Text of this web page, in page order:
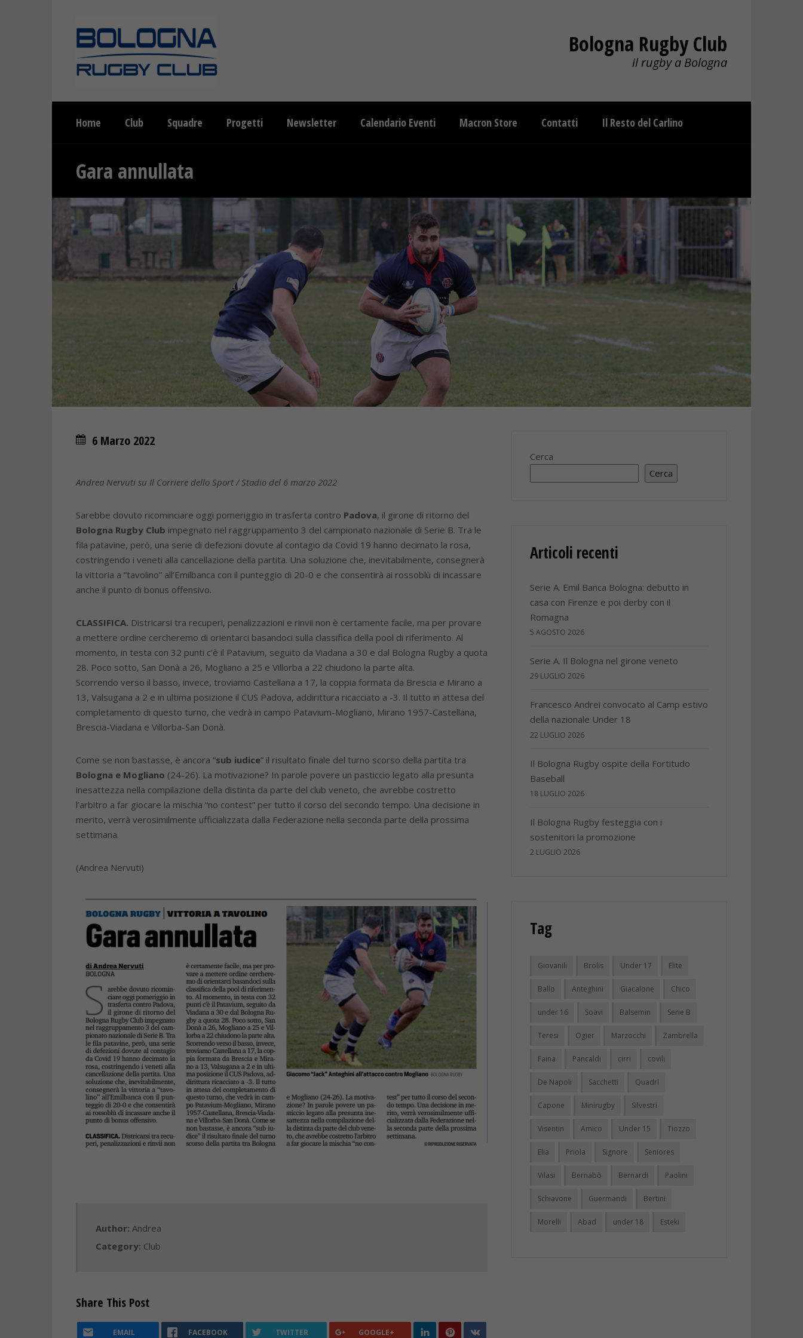
Bologna Rugby Club
il rugby a Bologna
Home Club Squadre Progetti Newsletter Calendario Eventi Macron Store Contatti Il Resto del Carlino
Gara annullata
6 Marzo 2022
Andrea Nervuti su Il Corriere dello Sport / Stadio del 6 marzo 2022
Sarebbe dovuto ricominciare oggi pomeriggio in trasferta contro Padova, il girone di ritorno del
Bologna Rugby Club impegnato nel raggruppamento 3 del campionato nazionale di Serie B. Tra le
fila patavine, però, una serie di defezioni dovute al contagio da Covid 19 hanno decimato la rosa,
costringendo i veneti alla cancellazione della partita. Una soluzione che, inevitabilmente, consegnerà
la vittoria a “tavolino” all’Emilbanca con il punteggio di 20-0 e che consentirà ai rossoblù di incassare
anche il punto di bonus offensivo.
CLASSIFICA. Districarsi tra recuperi, penalizzazioni e rinvii non è certamente facile, ma per provare
a mettere ordine cercheremo di orientarci basandoci sulla classifica della pool di riferimento. Al
momento, in testa con 32 punti c’è il Patavium, seguito da Viadana a 30 e dal Bologna Rugby a quota
28. Poco sotto, San Donà a 26, Mogliano a 25 e Villorba a 22 chiudono la parte alta.
Scorrendo verso il basso, invece, troviamo Castellana a 17, la coppia formata da Brescia e Mirano a
13, Valsugana a 2 e in ultima posizione il CUS Padova, addirittura ricacciato a -3. Il tutto in attesa del
completamento di questo turno, che vedrà in campo Patavium-Mogliano, Mirano 1957-Castellana,
Brescia-Viadana e Villorba-San Donà.
Come se non bastasse, è ancora “sub iudice” il risultato finale del turno scorso della partita tra
Bologna e Mogliano (24-26). La motivazione? In parole povere un pasticcio legato alla presunta
inesattezza nella compilazione della distinta da parte del club veneto, che avrebbe costretto
l’arbitro a far giocare la mischia “no contest” per tutto il corso del secondo tempo. Una decisione in
merito, verrà verosimilmente ufficializzata dalla Federazione nella seconda parte della prossima
settimana.
(Andrea Nervuti)
Author: Andrea
Category: Club
Share This Post
EMAIL FACEBOOK TWITTER GOOGLE+
Cerca
Cerca
Articoli recenti
Serie A. Emil Banca Bologna: debutto in
casa con Firenze e poi derby con il
Romagna
5 AGOSTO 2026
Serie A. Il Bologna nel girone veneto
29 LUGLIO 2026
Francesco Andrei convocato al Camp estivo
della nazionale Under 18
22 LUGLIO 2026
Il Bologna Rugby ospite della Fortitudo
Baseball
18 LUGLIO 2026
Il Bologna Rugby festeggia con i
sostenitori la promozione
2 LUGLIO 2026
Tag
Giovanili Brolis Under 17 Elite
Ballo Anteghini Giacalone Chico
under 16 Soavi Balsemin Serie B
Teresi Ogier Marzocchi Zambrella
Faina Pancaldi cirri covili
De Napoli Sacchetti Quadri
Capone Minirugby Silvestri
Visentin Amico Under 15 Tiozzo
Elia Priola Signore Seniores
Vilasi Bernabò Bernardi Paolini
Schiavone Guermandi Bertini
Morelli Abad under 18 Esteki